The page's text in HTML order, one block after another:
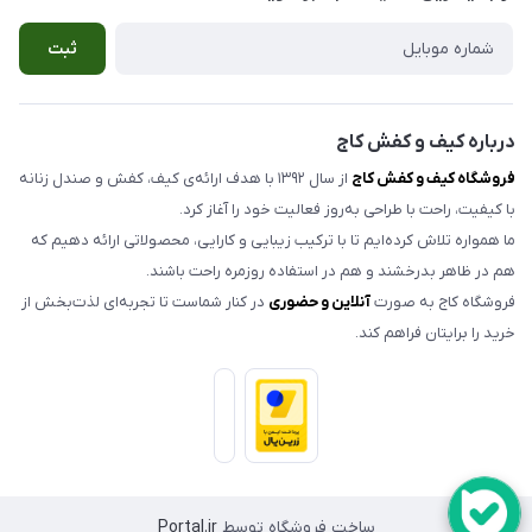
کیف زنانه
مدلهای تک سایز و حراجی
تماس با ما
ثبت
درباره کیف و کفش کاج
فروشگاه کیف و کفش کاج
از سال ۱۳۹۲ با هدف ارائه‌ی کیف، کفش و صندل زنانه
با کیفیت، راحت با طراحی به‌روز فعالیت خود را آغاز کرد.
ما همواره تلاش کرده‌ایم تا با ترکیب زیبایی و کارایی، محصولاتی ارائه دهیم که
هم در ظاهر بدرخشند و هم در استفاده روزمره راحت باشند.
فروشگاه کاج به صورتآنلاین و حضوری در کنار شماست تا تجربه‌ای لذت‌بخش از
خرید را برایتان فراهم کند.